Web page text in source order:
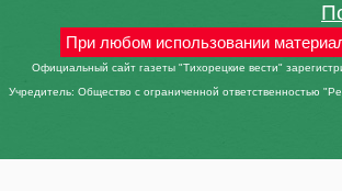
При любом использовании
Официальный сайт газеты "Тихорецкие вести"
Учредитель: Общество с ограниченной ответственностью